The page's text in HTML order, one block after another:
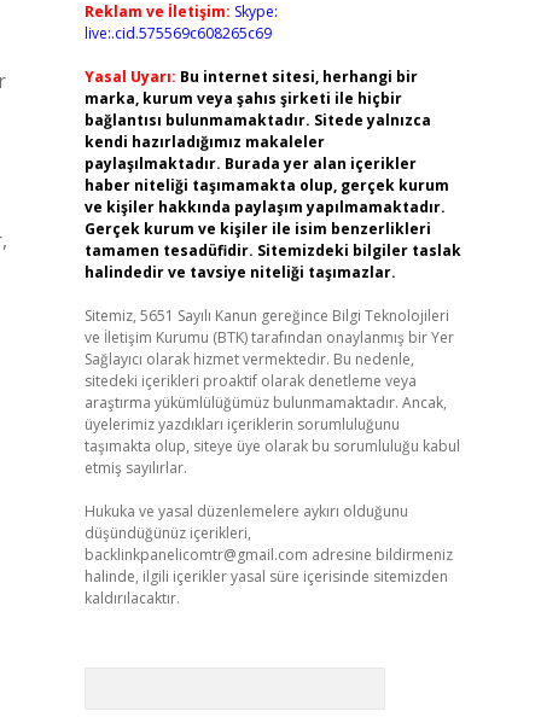
Reklam ve İletişim: Skype:
live:.cid.575569c608265c69
Yasal Uyarı: Bu internet sitesi, herhangi bir
marka, kurum veya şahıs şirketi ile hiçbir
bağlantısı bulunmamaktadır. Sitede yalnızca
kendi hazırladığımız makaleler
paylaşılmaktadır. Burada yer alan içerikler
haber niteliği taşımamakta olup, gerçek kurum
ve kişiler hakkında paylaşım yapılmamaktadır.
Gerçek kurum ve kişiler ile isim benzerlikleri
tamamen tesadüfidir. Sitemizdeki bilgiler taslak
halindedir ve tavsiye niteliği taşımazlar.
Sitemiz, 5651 Sayılı Kanun gereğince Bilgi Teknolojileri
ve İletişim Kurumu (BTK) tarafından onaylanmış bir Yer
Sağlayıcı olarak hizmet vermektedir. Bu nedenle,
sitedeki içerikleri proaktif olarak denetleme veya
araştırma yükümlülüğümüz bulunmamaktadır. Ancak,
üyelerimiz yazdıkları içeriklerin sorumluluğunu
taşımakta olup, siteye üye olarak bu sorumluluğu kabul
etmiş sayılırlar.
Hukuka ve yasal düzenlemelere aykırı olduğunu
düşündüğünüz içerikleri,
backlinkpanelicomtr@gmail.com adresine bildirmeniz
halinde, ilgili içerikler yasal süre içerisinde sitemizden
kaldırılacaktır.